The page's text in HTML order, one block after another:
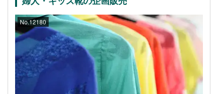
No.12180